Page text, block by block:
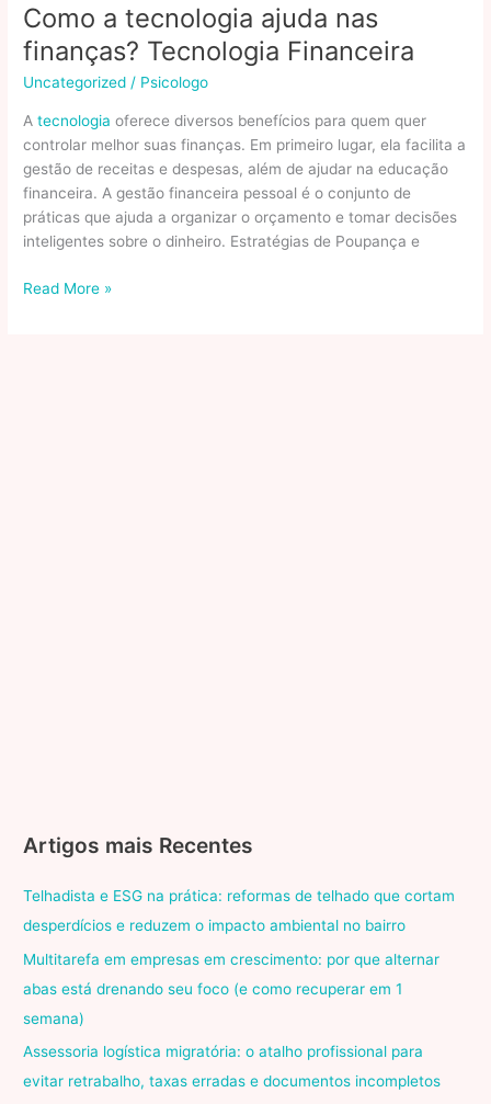
como
o
negativado
fazer
compras
planejadas
virarem
caixa
com
e
Como a tecnologia ajuda nas
finanças? Tecnologia Financeira
Uncategorized / Psicologo
Atecnologia oferece diversos benefícios para quem quer
controlar melhor suas finanças. Em primeiro lugar, ela facilita a
gestão de receitas e despesas, além de ajudar na educação
financeira. A gestão financeira pessoal é o conjunto de
práticas que ajuda a organizar o orçamento e tomar decisões
inteligentes sobre o dinheiro. Estratégias de Poupança e
Como
Read More »
Artigos mais Recentes
Telhadista e ESG na prática: reformas de telhado que cortam
desperdícios e reduzem o impacto ambiental no bairro
Multitarefa em empresas em crescimento: por que alternar
abas está drenando seu foco (e como recuperar em 1
semana)
Assessoria logística migratória: o atalho profissional para
evitar retrabalho, taxas erradas e documentos incompletos